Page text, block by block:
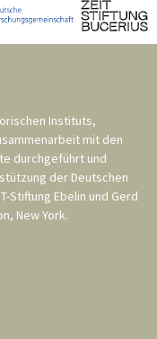
Instituts,
mit den
durchgeführt und
der Deutschen
Stiftung Ebelin und Gerd
New York.